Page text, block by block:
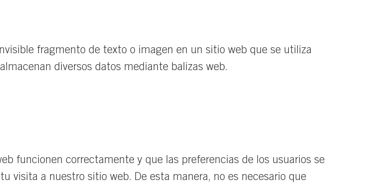
fragmento de texto o imagen en un sitio web que se utiliza
diversos datos mediante balizas web.
funcionen correctamente y que las preferencias de los usuarios se
visita a nuestro sitio web. De esta manera, no es necesario que